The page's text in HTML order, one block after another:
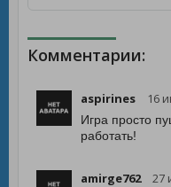
Комментарии:
aspirines 16
Игра просто
работать!
amirge762 27